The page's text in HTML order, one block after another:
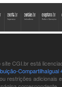
site CGI.br está
CompartilhaIgual
restrições adicionais